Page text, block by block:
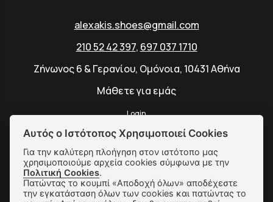
alexakis.shoes@gmail.com
210 52 42 397, 697 037 1710
Ζήνωνος 6 & Γερανίου, Ομόνοια, 10431 Αθήνα
Μάθετε για εμάς
Login
SUBSCRIBE
Αυτός ο Ιστότοπος Χρησιμοποιεί Cookies
Για την καλύτερη πλοήγηση στον ιστότοπο μας
χρησιμοποιούμε αρχεία cookies σύμφωνα με την
Πολιτική Cookies.
Πατώντας το κουμπί «Αποδοχή όλων» αποδέχεστε
την εγκατάσταση όλων των cookies και πατώντας το